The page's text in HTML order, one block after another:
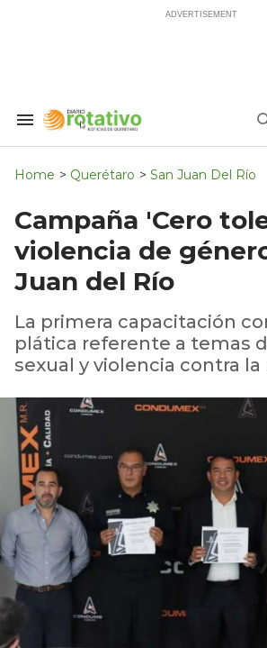
Search
Navigation
Home > Querétaro > San Juan Del Río
Campaña 'Cero
violencia de
Juan del Río
La primera capacitación
plática referente a temas
sexual y violencia contra